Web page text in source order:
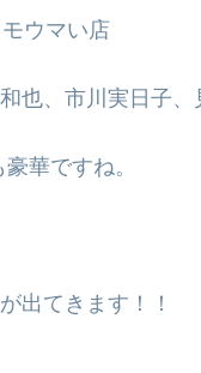
ウマい店
也、市川実日子
華ですね。
出てきます！！